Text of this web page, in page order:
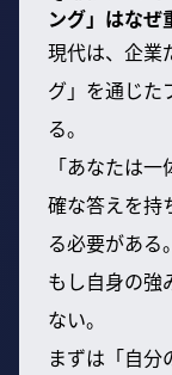
ング」はなぜ
現代は、企業
グ」を通じた
る。
「あなたは
確な答えを持
る必要がある。
もし自身の強
ない。
まずは「自